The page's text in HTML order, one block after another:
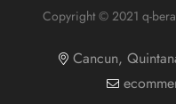
Copyright © 2021 q-
Cancun,